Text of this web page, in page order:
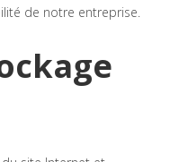
de notre entreprise.